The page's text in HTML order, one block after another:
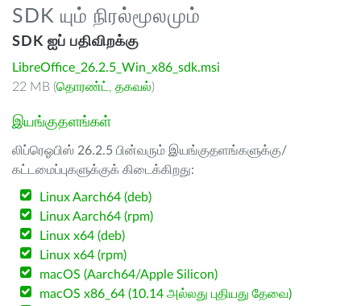
SDK யும் நிரல்மூலமும்
SDK ஐப் பதிவிறக்கு
LibreOffice_26.2.5_Win_x86_sdk.msi
22 MB (தொரண்ட் , தகவல்)
இயங்குதளங்கள்
லிப்ரெஓபிஸ் 26.2.5 பின்வரும் இயங்குதளங்களுக்கு/
கட்டமைப்புகளுக்குக் கிடைக்கிறது:
Linux Aarch64 (deb)
Linux Aarch64 (rpm)
Linux x64 (deb)
Linux x64 (rpm)
macOS (Aarch64/Apple Silicon)
macOS x86_64 (10.14 அல்லது புதியது தேவை)